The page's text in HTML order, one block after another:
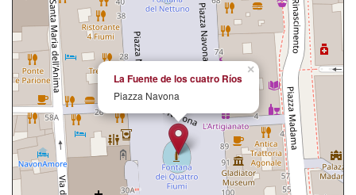
×
La Fuente de los cuatro Ríos
Piazza Navona